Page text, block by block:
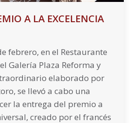
A LA EXCELENCIA
febrero, en el Restaurante
Galería Plaza Reforma y
elaborado por
se llevó a cabo una
la entrega del premio a
creado por el francés